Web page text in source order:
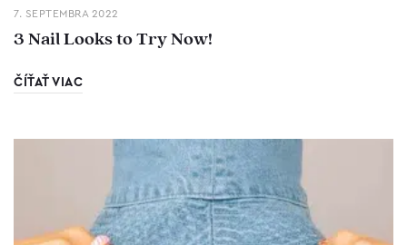
7. SEPTEMBRA 2022
3 Nail Looks to Try Now!
ČÍŤAŤ VIAC